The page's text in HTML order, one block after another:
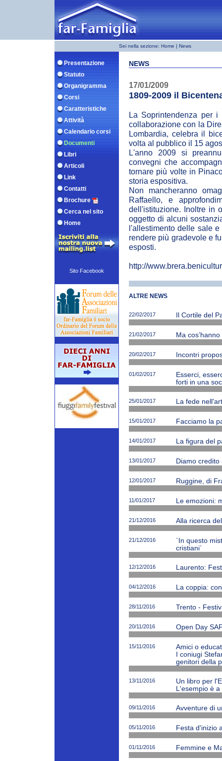
Sei nella sezione: Home | News
Presentazione
Statuto
Organigramma
Corsi
Caratteristiche
Attività
Calendario corsi
Documenti
Libri
Articoli
Link
Contatti
Brochure
Cerca nel sito
Home
Sito Facebook
NEWS
17/01/2009
1809-2009 il
La Soprintendenza per
collaborazione con la
Lombardia, celebra il
volta al pubblico il 15
L'anno 2009 si
convegni che
tornare più volte in
storia espositiva.
Non mancheranno
Raffaello, e
dell'istituzione. Inoltre in
oggetto di alcuni
l'allestimento delle sale
rendere più gradevole e
esposti.
http://
ALTRE NEWS
22/02/2017 Il Cortile del
21/02/2017 Ma
20/02/2017 Incontri
01/02/2017
Esserci,
forti in una
25/01/2017 La fede
15/01/2017 Facciamo la
14/01/2017 La figura del
13/01/2017 Diamo
12/01/2017 Ruggine, di
11/01/2017 Le emozioni:
21/12/2016 Alla ricerca
21/12/2016
`In questo
cristiani`
12/12/2016 Laurento:
04/12/2016 La coppia:
28/11/2016 Trento -
20/11/2016 Open Day
15/11/2016
Amici o
I coniugi
genitori della
13/11/2016
Un libro per
L'esempio è a
09/11/2016 Avventure di
05/11/2016 Festa d'inizio
01/11/2016 Femmine e